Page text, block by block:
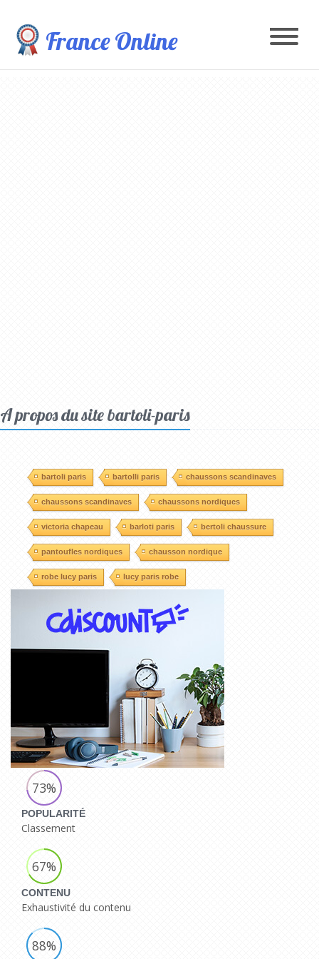
France Online
A propos du site bartoli-paris
bartoli paris bartolli paris chaussons scandinaves
chaussons scandinaves chaussons nordiques
victoria chapeau barloti paris bertoli chaussure
pantoufles nordiques chausson nordique
robe lucy paris lucy paris robe
73%
POPULARITÉ
Classement
67%
CONTENU
Exhaustivité du contenu
88%